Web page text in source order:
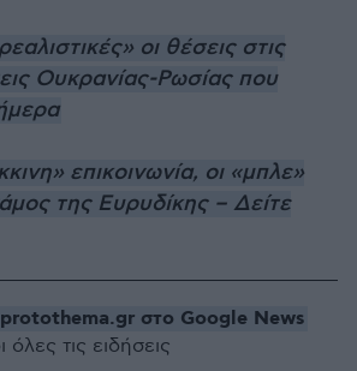
οι θέσεις στις
Ουκρανίας-Ρωσίας που
επικοινωνία, οι «μπλε»
της Ευρυδίκης – Δείτε
protothema.gr στο Google News
τις ειδήσεις